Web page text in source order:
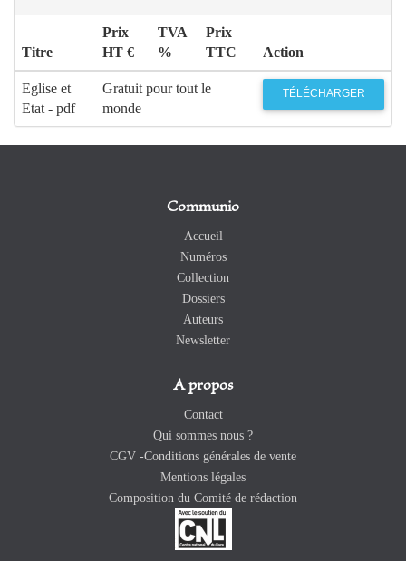
Titre
Prix
HT €
TVA
%
Prix
TTC
Action
Eglise et
Etat - pdf
Gratuit pour tout le
monde
TÉLÉCHARGER
Communio
Accueil
Numéros
Collection
Dossiers
Auteurs
Newsletter
A propos
Contact
Qui sommes nous ?
CGV -Conditions générales de vente
Mentions légales
Composition du Comité de rédaction